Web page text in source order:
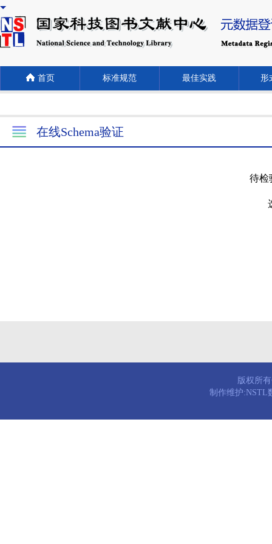
首页 标准规范 最佳实践 形
在线Schema验证
待检
版权所
制作维护:NSTL